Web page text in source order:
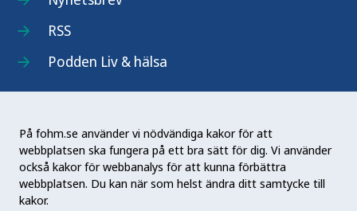
På fohm.se använder vi nödvändiga kakor för att
webbplatsen ska fungera på ett bra sätt för dig. Vi använder
också kakor för webbanalys för att kunna förbättra
webbplatsen. Du kan när som helst ändra ditt samtycke till
kakor.
RSS
Podden Liv & hälsa
Folkhälsomyndigheten (Fohm) är en nationell
kunskapsmyndighet som arbetar för en bättre
folkhälsa. Det gör myndigheten genom att